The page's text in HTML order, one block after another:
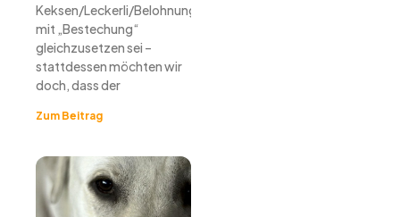
Keksen/Leckerli/Belohnung
mit „Bestechung“
gleichzusetzen sei –
stattdessen möchten wir
doch, dass der
Zum Beitrag